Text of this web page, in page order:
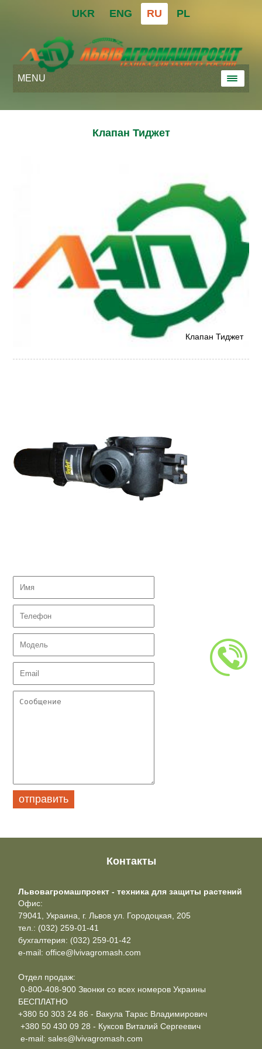
UKR ENG RU PL
MENU
Клапан Тиджет
Клапан Тиджет
Контакты
Львовагромашпроект - техника для защиты растений
Офис:
79041, Украина, г. Львов ул. Городоцкая, 205
тел.: (032) 259-01-41
бухгалтерия: (032) 259-01-42
e-mail: office@lvivagromash.com
Отдел продаж:
0-800-408-900 Звонки со всех номеров Украины
БЕСПЛАТНО
+380 50 303 24 86 - Вакула Тарас Владимирович
+380 50 430 09 28 - Куксов Виталий Сергеевич
e-mail: sales@lvivagromash.com